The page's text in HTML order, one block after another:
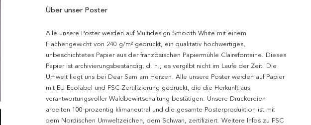
Über unser Poster
Alle unsere Poster werden auf Multidesign Smooth White mit einem
Flächengewicht von 240 g/m² gedruckt, ein qualitativ hochwertiges,
unbeschichtetes Papier aus der französischen Papiermühle Clairefontaine. Dieses
Papier ist archivierungsbeständig, d. h., es vergilbt nicht im Laufe der Zeit. Die
Umwelt liegt uns bei Dear Sam am Herzen. Alle unsere Poster werden auf Papier
mit EU Ecolabel und FSC-Zertifizierung gedruckt, die die Herkunft aus
verantwortungsvoller Waldbewirtschaftung bestätigen. Unsere Druckereien
arbeiten 100-prozentig klimaneutral und die gesamte Posterproduktion ist mit
dem Nordischen Umweltzeichen, dem Schwan, zertifiziert. Weitere Infos zu FSC